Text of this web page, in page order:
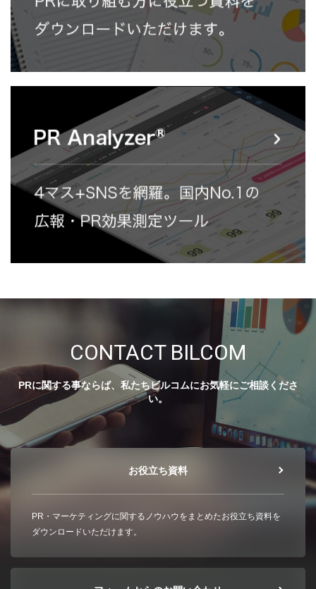
CONTACT BILCOM
PRに関する事ならば、私たちビルコムにお気軽にご相談くださ
い。
お役立ち資料
PR・マーケティングに関するノウハウをまとめたお役立ち資料を
ダウンロードいただけます。